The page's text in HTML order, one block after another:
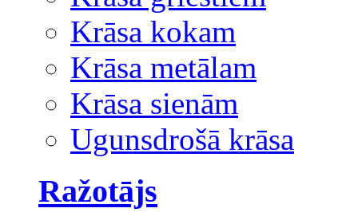
Krāsa kokam
Krāsa metālam
Krāsa sienām
Ugunsdrošā krāsa
Ražotājs